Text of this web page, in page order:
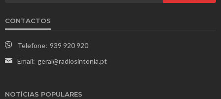
CONTACTOS
Telefone: 939 920 920
Email: geral@radiosintonia.pt
NOTÍCIAS POPULARES